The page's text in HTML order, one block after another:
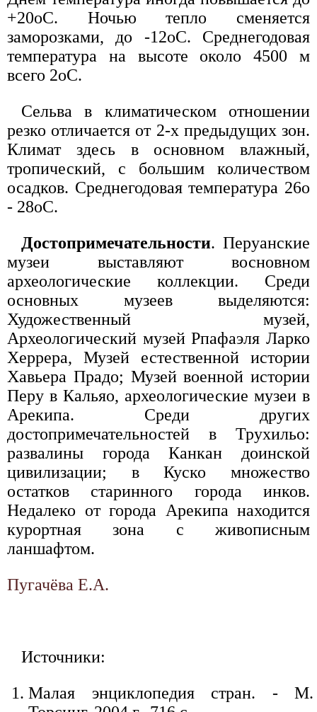
+20oC. Ночью тепло сменяется
заморозками, до -12oC. Среднегодовая
температура на высоте около 4500 м
всего 2oC.
Сельва в климатическом отношении
резко отличается от 2-х предыдущих зон.
Климат здесь в основном влажный,
тропический, с большим количеством
осадков. Среднегодовая температура 26o
- 28oС.
Достопримечательности. Перуанские
музеи выставляют восновном
археологические коллекции. Среди
основных музеев выделяются:
Художественный музей,
Археологический музей Рпафаэля Ларко
Херрера, Музей естественной истории
Хавьера Прадо; Музей военной истории
Перу в Кальяо, археологические музеи в
Арекипа. Среди других
достопримечательностей в Трухильо:
развалины города Канкан доинской
цивилизации; в Куско множество
остатков старинного города инков.
Недалеко от города Арекипа находится
курортная зона с живописным
ланшафтом.
Пугачёва Е.А.
Источники:
Малая энциклопедия стран. - М.